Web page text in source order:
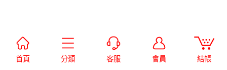
首頁 分類 客服 會員 結帳